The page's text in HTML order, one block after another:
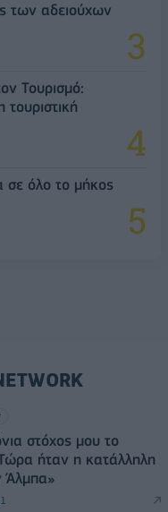
των αδειούχων
Τουρισμό:
τουριστική
όλο το μήκος
στόχος μου το
ήταν η κατάλληλη
Άλμπα»